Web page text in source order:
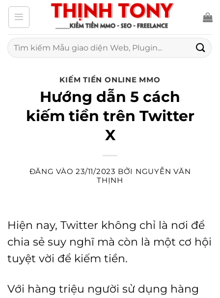
Bỏ
qua
nội
dung
Tìm
kiếm:
KIẾM TIỀN ONLINE MMO
Hướng dẫn 5 cách
kiếm tiền trên Twitter
X
ĐĂNG VÀO23/11/2023 BỞI NGUYỄN VĂN
THỊNH
Hiện nay, Twitter không chỉ là nơi để
chia sẻ suy nghĩ mà còn là một cơ hội
tuyệt vời để kiếm tiền.
Với hàng triệu người sử dụng hàng